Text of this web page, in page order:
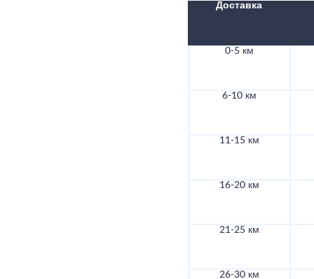
Доставка
0-5 км
6-10 км
11-15 км
16-20 км
21-25 км
26-30 км